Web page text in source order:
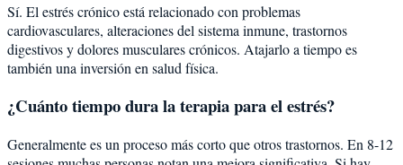
Sí. El estrés crónico está relacionado con problemas
cardiovasculares, alteraciones del sistema inmune, trastornos
digestivos y dolores musculares crónicos. Atajarlo a tiempo es
también una inversión en salud física.
¿Cuánto tiempo dura la terapia para el estrés?
Generalmente es un proceso más corto que otros trastornos. En 8-12